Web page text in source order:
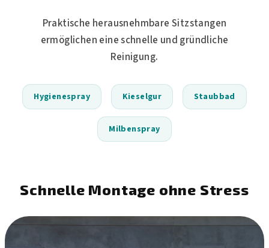
Praktische herausnehmbare Sitzstangen
ermöglichen eine schnelle und gründliche
Reinigung.
Hygienespray Kieselgur Staubbad
Milbenspray
Schnelle Montage ohne Stress